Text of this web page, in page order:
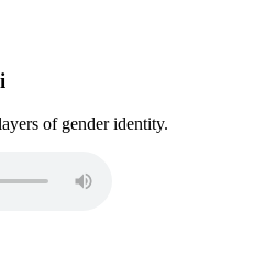
of gender identity.